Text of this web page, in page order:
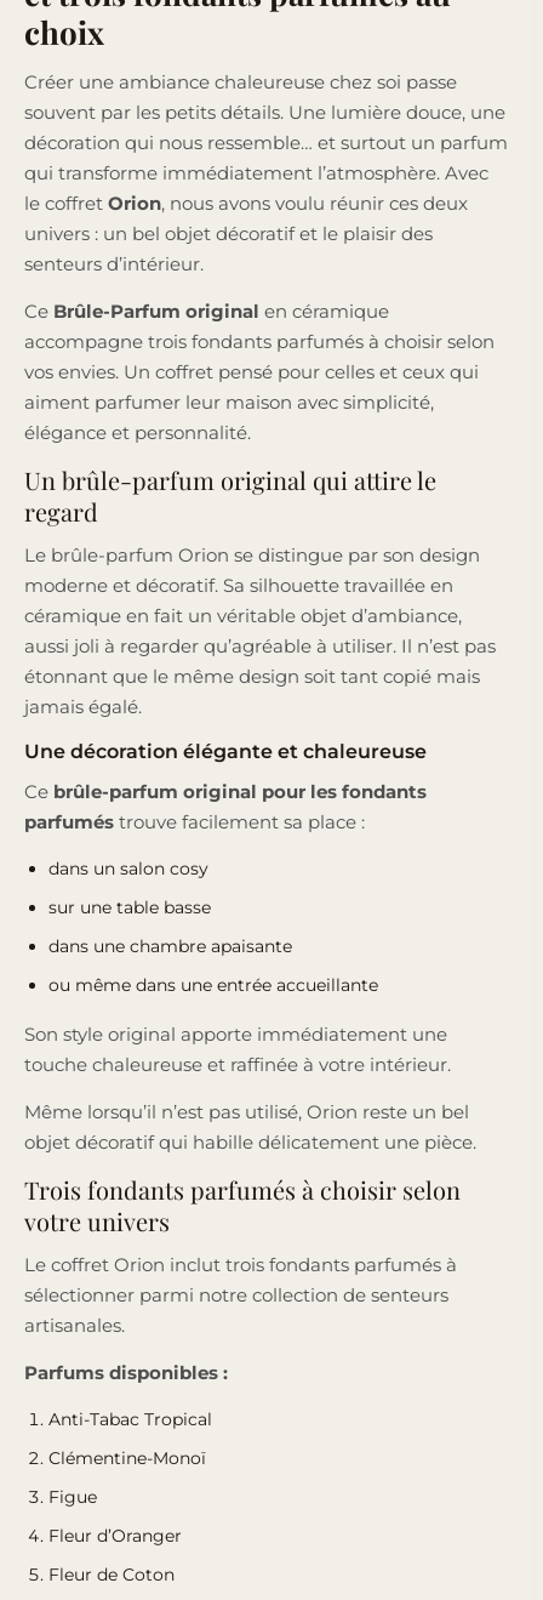
choix
Créer une ambiance chaleureuse chez soi passe
souvent par les petits détails. Une lumière douce, une
décoration qui nous ressemble… et surtout un parfum
qui transforme immédiatement l’atmosphère. Avec
le coffret Orion, nous avons voulu réunir ces deux
univers : un bel objet décoratif et le plaisir des
senteurs d’intérieur.
Ce Brûle-Parfum original en céramique
accompagne trois fondants parfumés à choisir selon
vos envies. Un coffret pensé pour celles et ceux qui
aiment parfumer leur maison avec simplicité,
élégance et personnalité.
Un brûle-parfum original qui attire le
regard
Le brûle-parfum Orion se distingue par son design
moderne et décoratif. Sa silhouette travaillée en
céramique en fait un véritable objet d’ambiance,
aussi joli à regarder qu’agréable à utiliser. Il n’est pas
étonnant que le même design soit tant copié mais
jamais égalé.
Une décoration élégante et chaleureuse
Ce brûle-parfum original pour les fondants
parfumés trouve facilement sa place :
dans un salon cosy
sur une table basse
dans une chambre apaisante
ou même dans une entrée accueillante
Son style original apporte immédiatement une
touche chaleureuse et raffinée à votre intérieur.
Même lorsqu’il n’est pas utilisé, Orion reste un bel
objet décoratif qui habille délicatement une pièce.
Trois fondants parfumés à choisir selon
votre univers
Le coffret Orion inclut trois fondants parfumés à
sélectionner parmi notre collection de senteurs
artisanales.
Parfums disponibles :
Anti-Tabac Tropical
Clémentine-Monoï
Figue
Fleur d’Oranger
Fleur de Coton